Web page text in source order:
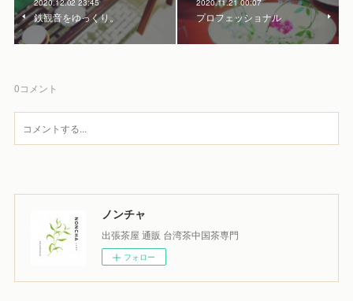
2020.12.02 23:45
鉄観音をゆっくり。
2020.11.21 00:07
プロフェッショナル
0コメント
ノンチャ
出張茶屋 通販 台湾茶中国茶専門
フォロー